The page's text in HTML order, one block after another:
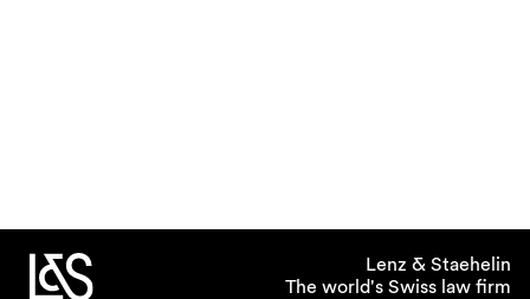
Lenz & Staehelin
The world's Swiss law firm